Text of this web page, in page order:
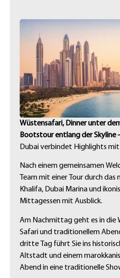
Wüstensafari, Dinner unter
Bootstour entlang der Skyline
Dubai verbindet Highlights
Nach einem gemeinsamen
Team mit einer Tour durch
Khalifa, Dubai Marina und
Mittagessen mit Ausblick.
Am Nachmittag geht es in die
Safari und traditionellem
dritte Tag führt Sie ins
Altstadt und einem
Abend in eine traditionelle